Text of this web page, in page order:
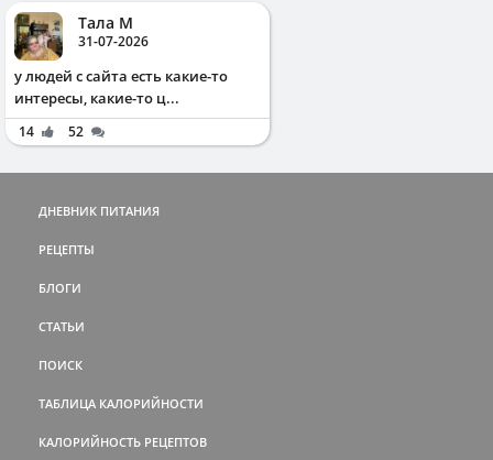
Тала М
31-07-2026
у людей с сайта есть какие-то
интересы, какие-то ц...
14 52
ДНЕВНИК ПИТАНИЯ
РЕЦЕПТЫ
БЛОГИ
СТАТЬИ
ПОИСК
ТАБЛИЦА КАЛОРИЙНОСТИ
КАЛОРИЙНОСТЬ РЕЦЕПТОВ